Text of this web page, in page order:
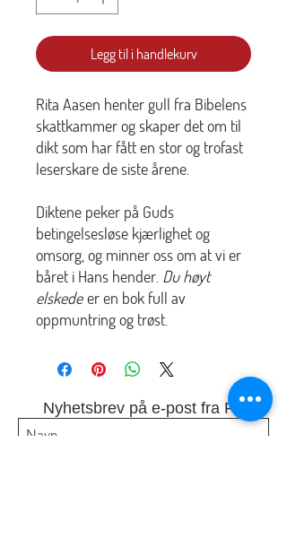
Legg til i handlekurv
Rita Aasen henter gull fra Bibelens
skattkammer og skaper det om til
dikt som har fått en stor og trofast
leserskare de siste årene.
Diktene peker på Guds
betingelsesløse kjærlighet og
omsorg, og minner oss om at vi er
båret i Hans hender. Du høyt
elskede er en bok full av
oppmuntring og trøst.
Nyhetsbrev på e-post fra P7